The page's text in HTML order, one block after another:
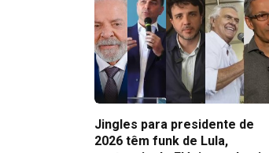
Jingles para presidente de
2026 têm funk de Lula,